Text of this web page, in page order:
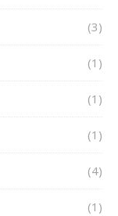
(3)
(1)
(1)
(1)
(4)
(1)